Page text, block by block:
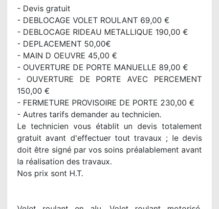
- Devis gratuit
- DEBLOCAGE VOLET ROULANT 69,00 €
- DEBLOCAGE RIDEAU METALLIQUE 190,00 €
- DEPLACEMENT 50,00€
- MAIN D OEUVRE 45,00 €
- OUVERTURE DE PORTE MANUELLE 89,00 €
- OUVERTURE DE PORTE AVEC PERCEMENT
150,00 €
- FERMETURE PROVISOIRE DE PORTE 230,00 €
- Autres tarifs demander au technicien.
Le technicien vous établit un devis totalement
gratuit avant d'effectuer tout travaux ; le devis
doit être signé par vos soins préalablement avant
la réalisation des travaux.
Nos prix sont H.T.